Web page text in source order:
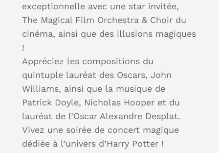
exceptionnelle avec une star invitée,
The Magical Film Orchestra & Choir du
cinéma, ainsi que des illusions magiques
!
Appréciez les compositions du
quintuple lauréat des Oscars, John
Williams, ainsi que la musique de
Patrick Doyle, Nicholas Hooper et du
lauréat de l’Oscar Alexandre Desplat.
Vivez une soirée de concert magique
dédiée à l’univers d’Harry Potter !